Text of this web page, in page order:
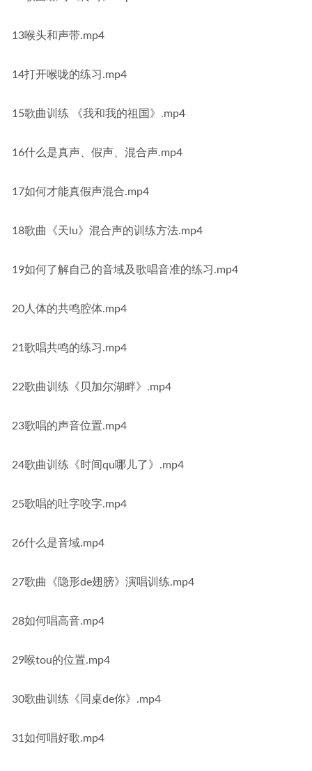
13喉头和声带.mp4
14打开喉咙的练习.mp4
15歌曲训练 《我和我的祖国》.mp4
16什么是真声、假声、混合声.mp4
17如何才能真假声混合.mp4
18歌曲《天lu》混合声的训练方法.mp4
19如何了解自己的音域及歌唱音准的练习.mp4
20人体的共鸣腔体.mp4
21歌唱共鸣的练习.mp4
22歌曲训练《贝加尔湖畔》.mp4
23歌唱的声音位置.mp4
24歌曲训练《时间qu哪儿了》.mp4
25歌唱的吐字咬字.mp4
26什么是音域.mp4
27歌曲《隐形de翅膀》演唱训练.mp4
28如何唱高音.mp4
29喉tou的位置.mp4
30歌曲训练《同桌de你》.mp4
31如何唱好歌.mp4